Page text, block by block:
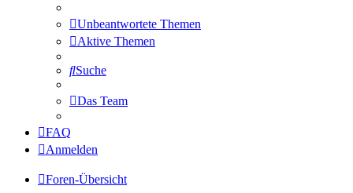
Unbeantwortete Themen
Aktive Themen
Suche
Das Team
FAQ
Anmelden
Foren-Übersicht